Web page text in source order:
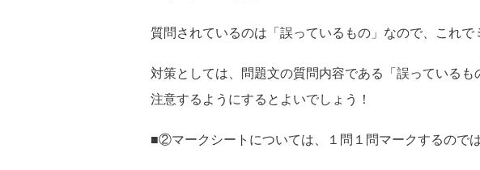
質問されているのは「誤っているもの」なので、これで
対策としては、問題文の質問内容である「誤っている
注意するようにするとよいでしょう！
■②マークシートについては、１問１問マークするのでは